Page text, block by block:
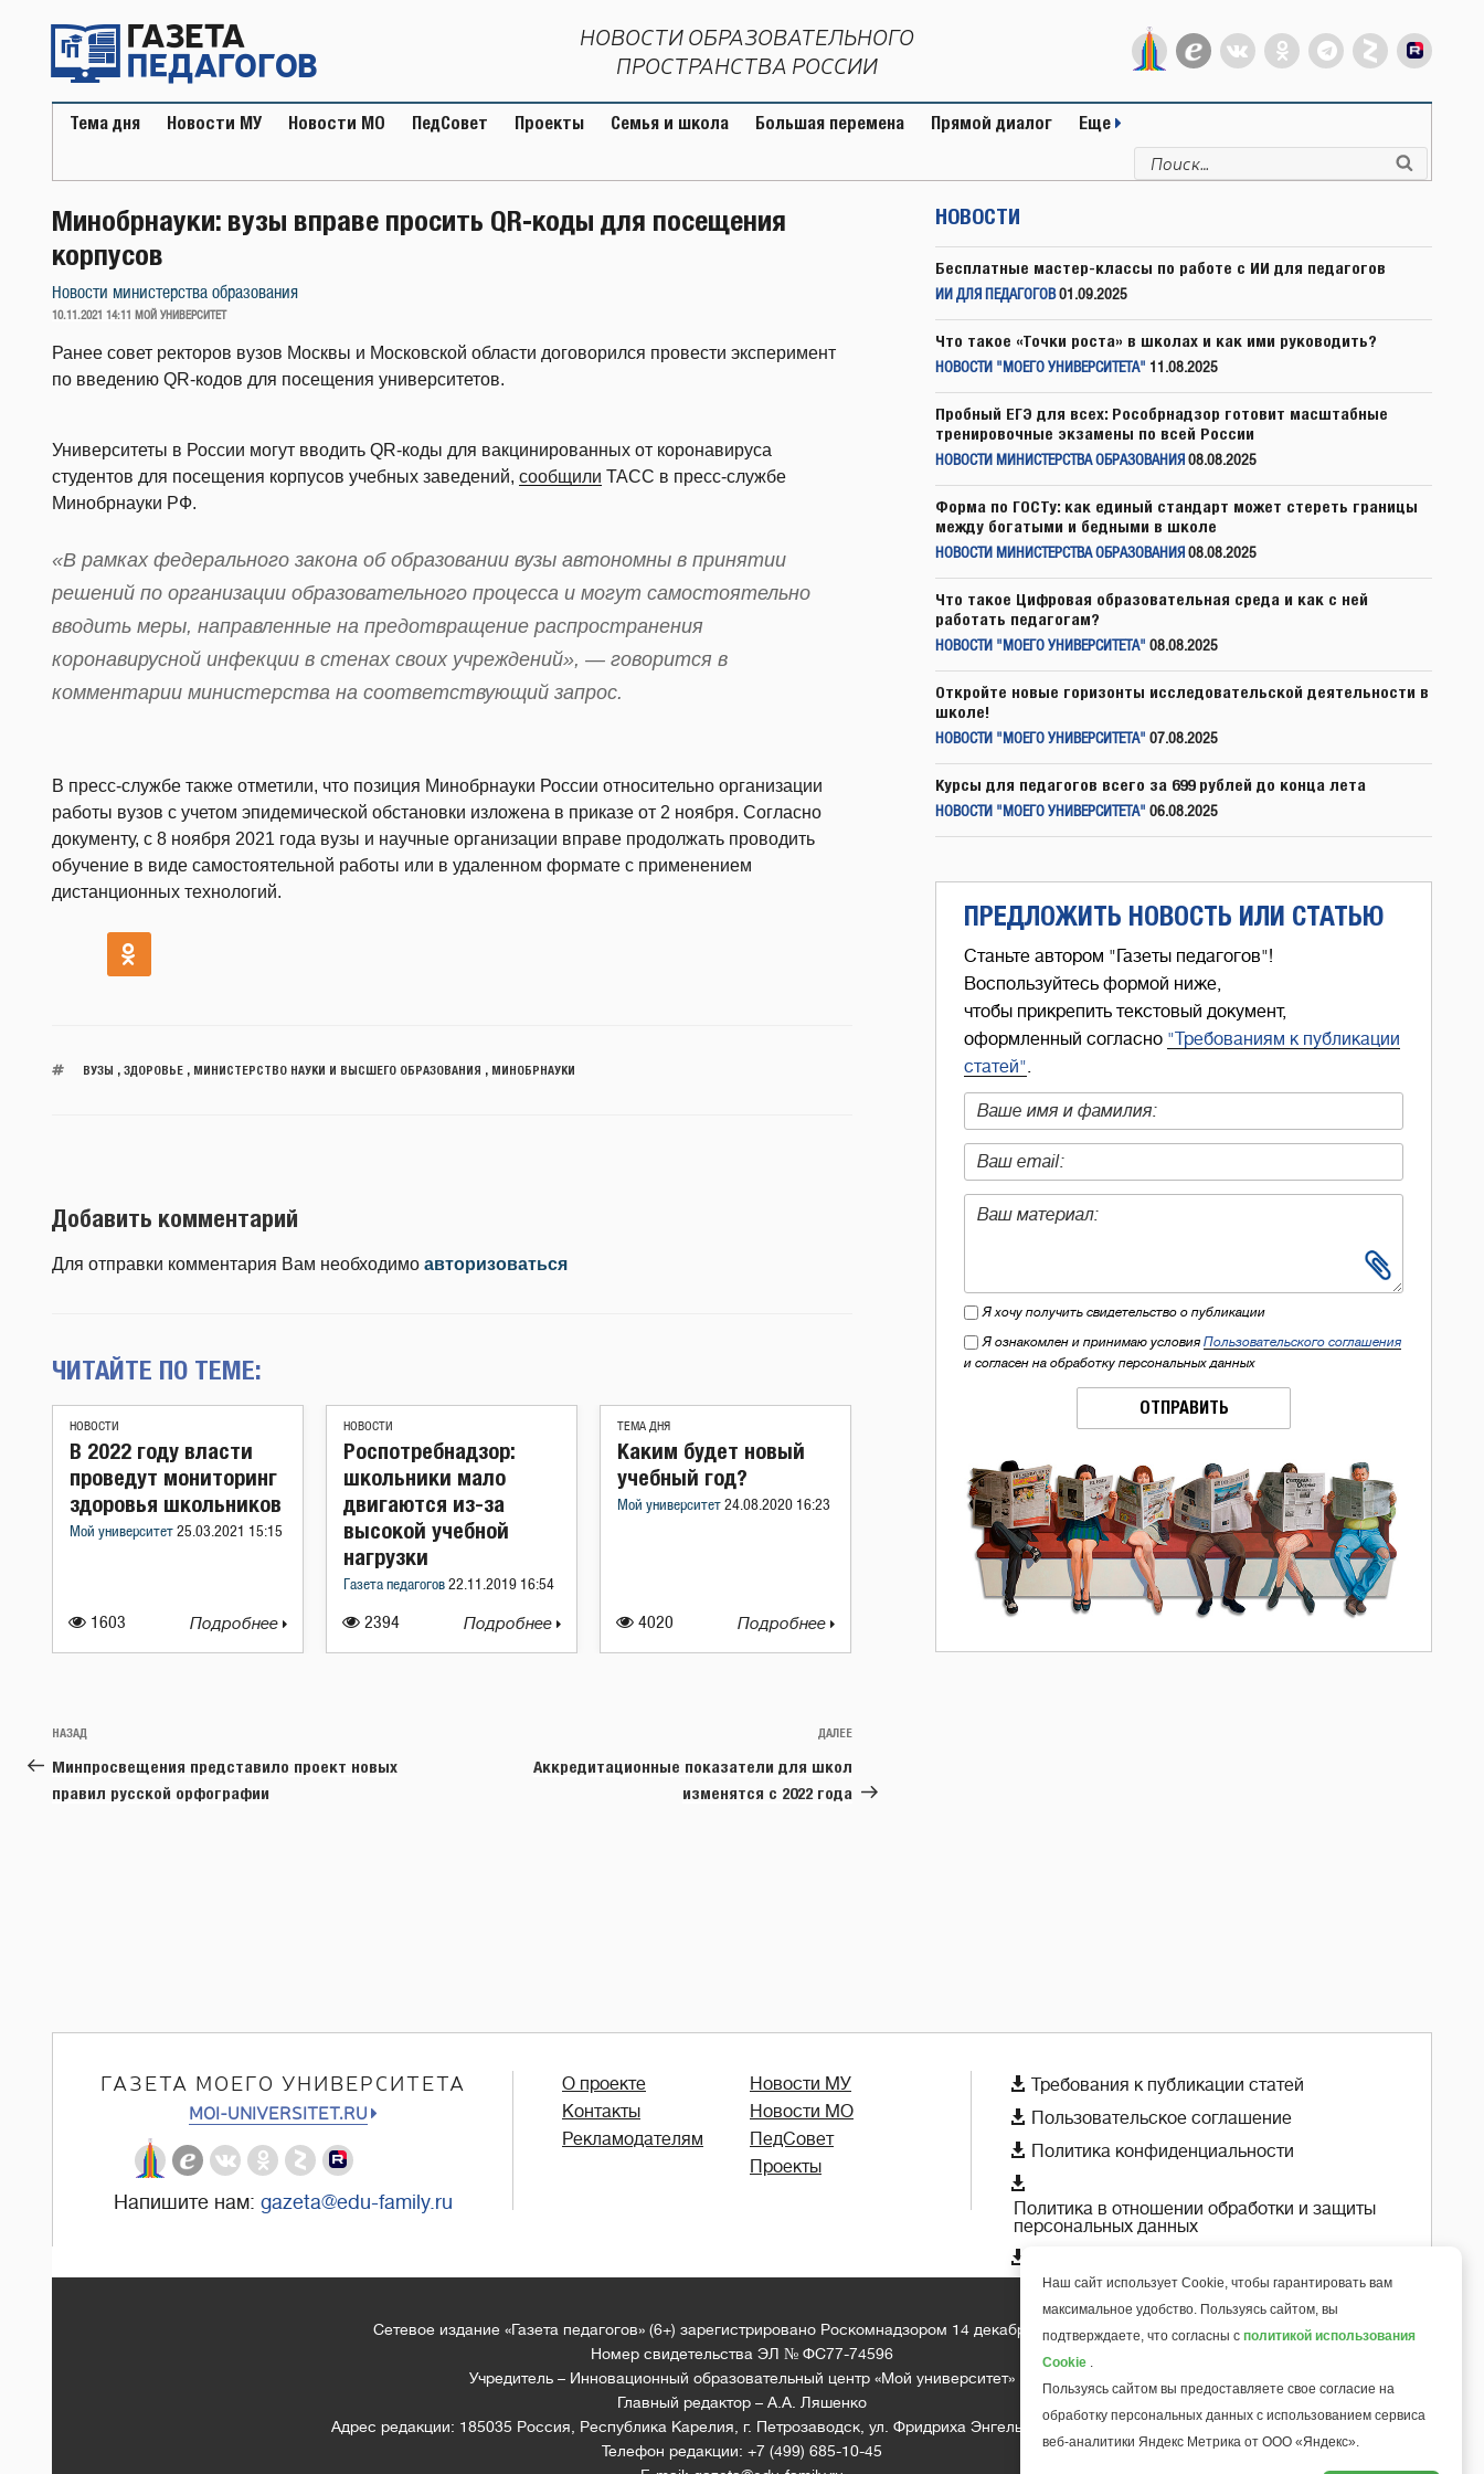
содержимому
НОВОСТИ ОБРАЗОВАТЕЛЬНОГО
ПРОСТРАНСТВА РОССИИ
Тема дня Новости МУ Новости МО ПедСовет Проекты Семья и школа Большая перемена Прямой диалог Еще
Искать:
Минобрнауки: вузы вправе просить QR-коды для посещения
корпусов
Новости министерства образования
ОПУБЛИКОВАНО
10.11.2021 14:11 МОЙ УНИВЕРСИТЕТ
Ранее совет ректоров вузов Москвы и Московской области договорился провести эксперимент
по введению QR-кодов для посещения университетов.
Университеты в России могут вводить QR-коды для вакцинированных от коронавируса
студентов для посещения корпусов учебных заведений, сообщили ТАСС в пресс-службе
Минобрнауки РФ.
«В рамках федерального закона об образовании вузы автономны в принятии
решений по организации образовательного процесса и могут самостоятельно
вводить меры, направленные на предотвращение распространения
коронавирусной инфекции в стенах своих учреждений», — говорится в
комментарии министерства на соответствующий запрос.
В пресс-службе также отметили, что позиция Минобрнауки России относительно организации
работы вузов с учетом эпидемической обстановки изложена в приказе от 2 ноября. Согласно
документу, с 8 ноября 2021 года вузы и научные организации вправе продолжать проводить
обучение в виде самостоятельной работы или в удаленном формате с применением
дистанционных технологий.
ВУЗЫ , ЗДОРОВЬЕ, МИНИСТЕРСТВО НАУКИ И ВЫСШЕГО ОБРАЗОВАНИЯ , МИНОБРНАУКИ
Добавить комментарий
Для отправки комментария Вам необходимо авторизоваться
ЧИТАЙТЕ ПО ТЕМЕ:
НОВОСТИ
1603
В 2022 году власти
проведут мониторинг
здоровья школьников
Мой университет 25.03.2021 15:15
Подробнее
НОВОСТИ
2394
Роспотребнадзор:
школьники мало
двигаются из-за
высокой учебной
нагрузки
Газета педагогов 22.11.2019 16:54
Подробнее
ТЕМА ДНЯ
4020
Каким будет новый
учебный год?
Мой университет 24.08.2020 16:23
Подробнее
Навигация
по
записям
Предыдущая
запись:
НАЗАД
Минпросвещения представило проект новых
правил русской орфографии
Следующая
ДАЛЕЕ
Аккредитационные показатели для школ
изменятся с 2022 года
НОВОСТИ
Бесплатные мастер-классы по работе с ИИ для педагогов
ИИ ДЛЯ ПЕДАГОГОВ 01.09.2025
Что такое «Точки роста» в школах и как ими руководить?
НОВОСТИ "МОЕГО УНИВЕРСИТЕТА" 11.08.2025
Пробный ЕГЭ для всех: Рособрнадзор готовит масштабные
тренировочные экзамены по всей России
НОВОСТИ МИНИСТЕРСТВА ОБРАЗОВАНИЯ 08.08.2025
Форма по ГОСТу: как единый стандарт может стереть границы
между богатыми и бедными в школе
НОВОСТИ МИНИСТЕРСТВА ОБРАЗОВАНИЯ 08.08.2025
Что такое Цифровая образовательная среда и как с ней
работать педагогам?
НОВОСТИ "МОЕГО УНИВЕРСИТЕТА" 08.08.2025
Откройте новые горизонты исследовательской деятельности в
школе!
НОВОСТИ "МОЕГО УНИВЕРСИТЕТА" 07.08.2025
Курсы для педагогов всего за 699 рублей до конца лета
НОВОСТИ "МОЕГО УНИВЕРСИТЕТА" 06.08.2025
ПРЕДЛОЖИТЬ НОВОСТЬ ИЛИ СТАТЬЮ
Станьте автором "Газеты педагогов"!
Воспользуйтесь формой ниже,
чтобы прикрепить текстовый документ,
оформленный согласно "Требованиям к публикации
статей".
Я хочу получить свидетельство о публикации
Я ознакомлен и принимаю условия Пользовательского соглашения
и согласен на обработку персональных данных
ОТПРАВИТЬ
ГАЗЕТА МОЕГО УНИВЕРСИТЕТА
MOI-UNIVERSITET.RU
Напишите нам: gazeta@edu-family.ru
О проекте
Контакты
Рекламодателям
Новости МУ
Новости МО
ПедСовет
Проекты
 Требования к публикации статей
 Пользовательское соглашение
 Политика конфиденциальности

Политика в отношении обработки и защиты
персональных данных

Сетевое издание «Газета педагогов» (6+) зарегистрировано Роскомнадзором 14 декабря 2018 года
Номер свидетельства ЭЛ № ФС77-74596
Учредитель – Инновационный образовательный центр «Мой университет»
Главный редактор – А.А. Ляшенко
Адрес редакции: 185035 Россия, Республика Карелия, г. Петрозаводск, ул. Фридриха Энгельса д.10, офис 211
Телефон редакции: +7 (499) 685-10-45
6+
Наш сайт использует Cookie, чтобы гарантировать вам
максимальное удобство. Пользуясь сайтом, вы
подтверждаете, что согласны с политикой использования
Cookie .
Пользуясь сайтом вы предоставляете свое согласие на
обработку персональных данных с использованием сервиса
веб-аналитики Яндекс Метрика от ООО «Яндекс».